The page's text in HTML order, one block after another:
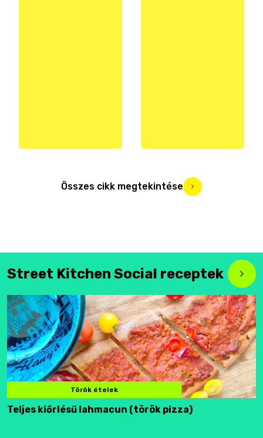
Összes cikk megtekintése
Street Kitchen Social receptek
Török ételek
Teljes kiőrlésű lahmacun (török pizza)